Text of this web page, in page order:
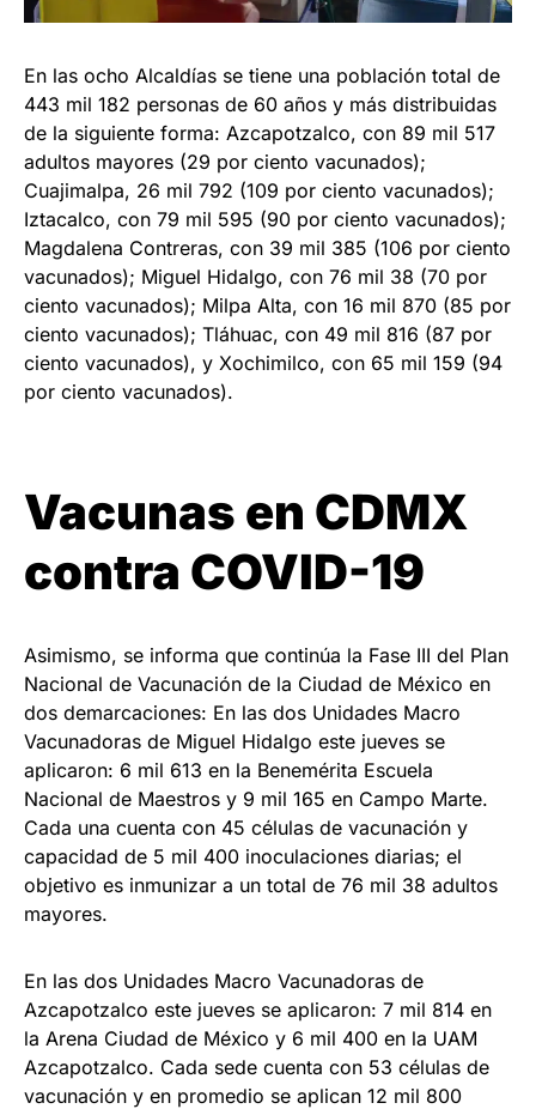
En las ocho Alcaldías se tiene una población total de
443 mil 182 personas de 60 años y más distribuidas
de la siguiente forma: Azcapotzalco, con 89 mil 517
adultos mayores (29 por ciento vacunados);
Cuajimalpa, 26 mil 792 (109 por ciento vacunados);
Iztacalco, con 79 mil 595 (90 por ciento vacunados);
Magdalena Contreras, con 39 mil 385 (106 por ciento
vacunados); Miguel Hidalgo, con 76 mil 38 (70 por
ciento vacunados); Milpa Alta, con 16 mil 870 (85 por
ciento vacunados); Tláhuac, con 49 mil 816 (87 por
ciento vacunados), y Xochimilco, con 65 mil 159 (94
por ciento vacunados).
Vacunas en CDMX
contra COVID-19
Asimismo, se informa que continúa la Fase III del Plan
Nacional de Vacunación de la Ciudad de México en
dos demarcaciones: En las dos Unidades Macro
Vacunadoras de Miguel Hidalgo este jueves se
aplicaron: 6 mil 613 en la Benemérita Escuela
Nacional de Maestros y 9 mil 165 en Campo Marte.
Cada una cuenta con 45 células de vacunación y
capacidad de 5 mil 400 inoculaciones diarias; el
objetivo es inmunizar a un total de 76 mil 38 adultos
mayores.
En las dos Unidades Macro Vacunadoras de
Azcapotzalco este jueves se aplicaron: 7 mil 814 en
la Arena Ciudad de México y 6 mil 400 en la UAM
Azcapotzalco. Cada sede cuenta con 53 células de
vacunación y en promedio se aplican 12 mil 800